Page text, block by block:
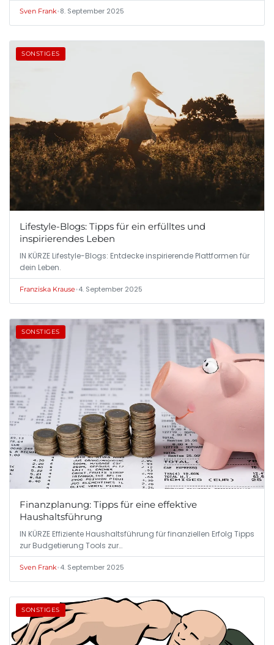
Sven Frank•8. September 2025
SONSTIGES
Lifestyle-Blogs: Tipps für ein erfülltes und
inspirierendes Leben
IN KÜRZE Lifestyle-Blogs: Entdecke inspirierende Plattformen für
dein Leben.
Franziska Krause•4. September 2025
SONSTIGES
Finanzplanung: Tipps für eine effektive
Haushaltsführung
IN KÜRZE Effiziente Haushaltsführung für finanziellen Erfolg Tipps
zur Budgetierung Tools zur…
Sven Frank•4. September 2025
SONSTIGES